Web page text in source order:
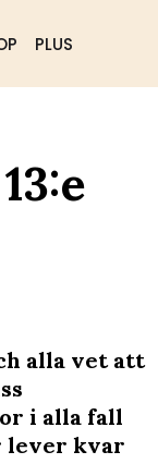
PLUS
alla vet att
i alla fall
lever kvar